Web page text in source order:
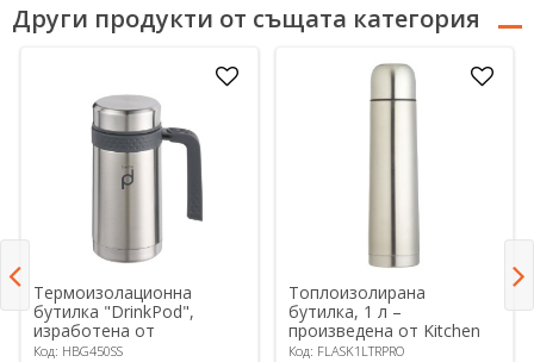
Други продукти от същата категория
Термоизолационна
бутилка "DrinkPod",
изработена от
неръждаема стомана,
Код: HBG450SS
Топлоизолирана
бутилка, 1 л –
произведена от Kitchen
Craft
Код: FLASK1LTRPRO